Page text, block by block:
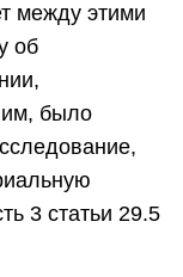
между этими
об
было
3 статьи 29.5